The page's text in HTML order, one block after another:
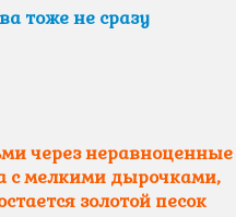
тоже не сразу
через неравноценные
с мелкими дырочками,
золотой песок